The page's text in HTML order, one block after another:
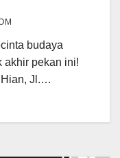
budaya
akhir pekan ini!
Hian, Jl.…